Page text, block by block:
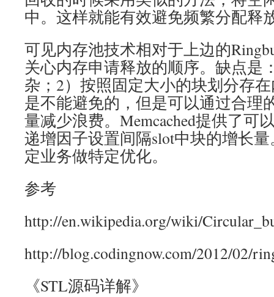
中。这样就能有效避免频繁分配释
可见内存池技术相对于上边的
关心内存申请释放的顺序。缺点是
杂；2）按照固定大小的块划分存
是不能避免的，但是可以通过合理
量减少浪费。Memcached提供了可
递增因子设置间隔slot中块的增长
定业务做特定优化。
参考
http://en.wikipedia.org/wiki/
http://blog.codingnow.com/2012/02/
《STL源码详解》